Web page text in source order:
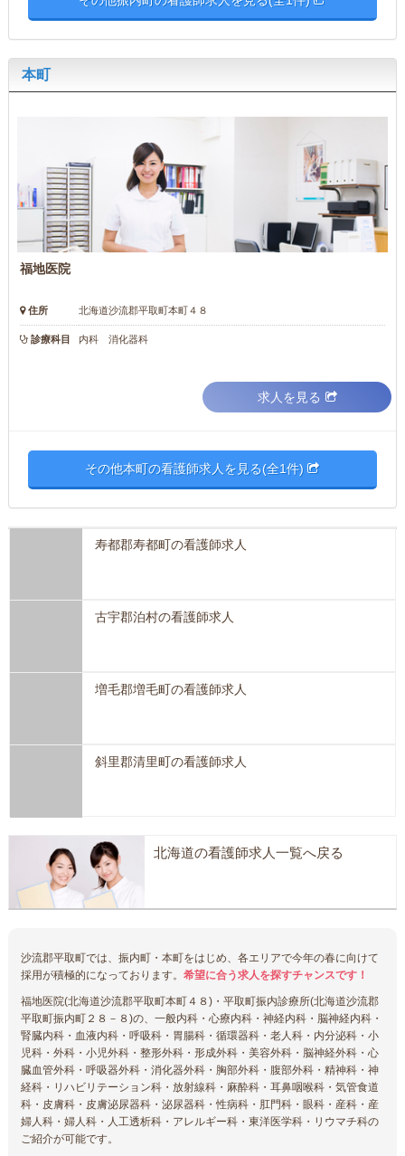
本町
福地医院
住所 北海道沙流郡平取町本町４８
診療科目 内科 消化器科
求人を見る
その他本町の看護師求人を見る(全1件)
寿都郡寿都町の看護師求人
古宇郡泊村の看護師求人
増毛郡増毛町の看護師求人
斜里郡清里町の看護師求人
北海道の看護師求人一覧へ戻る
沙流郡平取町では、振内町・本町をはじめ、各エリアで今年の春に向けて
採用が積極的になっております。 希望に合う求人を探すチャンスです！
福地医院(北海道沙流郡平取町本町４８)・平取町振内診療所(北海道沙流郡
平取町振内町２８－８)の、一般内科・心療内科・神経内科・脳神経内科・
腎臓内科・血液内科・呼吸科・胃腸科・循環器科・老人科・内分泌科・小
児科・外科・小児外科・整形外科・形成外科・美容外科・脳神経外科・心
臓血管外科・呼吸器外科・消化器外科・胸部外科・腹部外科・精神科・神
経科・リハビリテーション科・放射線科・麻酔科・耳鼻咽喉科・気管食道
科・皮膚科・皮膚泌尿器科・泌尿器科・性病科・肛門科・眼科・産科・産
婦人科・婦人科・人工透析科・アレルギー科・東洋医学科・リウマチ科の
ご紹介が可能です。